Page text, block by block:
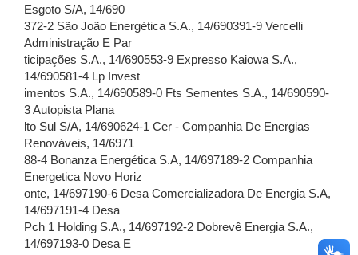
Esgoto S/A, 14/690
372-2 São João Energética S.A., 14/690391-9 Vercelli
Administração E Par
ticipações S.A., 14/690553-9 Expresso Kaiowa S.A.,
14/690581-4 Lp Invest
imentos S.A., 14/690589-0 Fts Sementes S.A., 14/690590-
3 Autopista Plana
lto Sul S/A, 14/690624-1 Cer - Companhia De Energias
Renováveis, 14/6971
88-4 Bonanza Energética S.A, 14/697189-2 Companhia
Energetica Novo Horiz
onte, 14/697190-6 Desa Comercializadora De Energia S.A,
14/697191-4 Desa
Pch 1 Holding S.A., 14/697192-2 Dobrevê Energia S.A.,
14/697193-0 Desa E